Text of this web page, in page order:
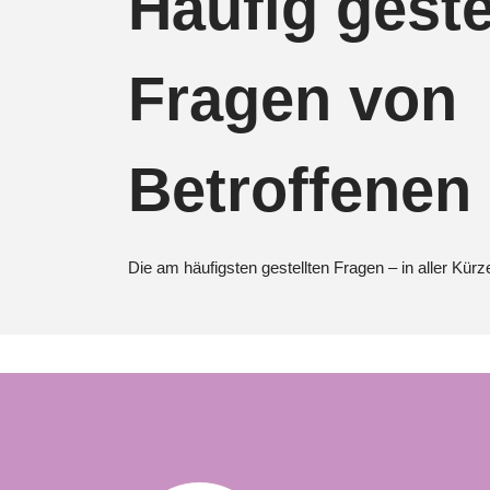
Fragen von
Betroffenen
Die am häufigsten gestellten Fragen – in aller